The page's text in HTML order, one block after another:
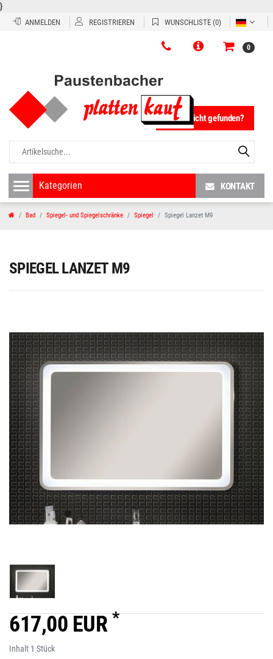
}
ANMELDEN REGISTRIEREN WUNSCHLISTE (0)
0
Fliese nicht gefunden?
KONTAKT
Bad Spiegel- und Spiegelschränke Spiegel Spiegel Lanzet M9
SPIEGEL LANZET M9
617,00 EUR *
Inhalt 1 Stück